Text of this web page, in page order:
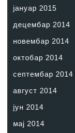
јануар 2015
децембар 2014
новембар 2014
октобар 2014
септембар 2014
август 2014
јун 2014
мај 2014